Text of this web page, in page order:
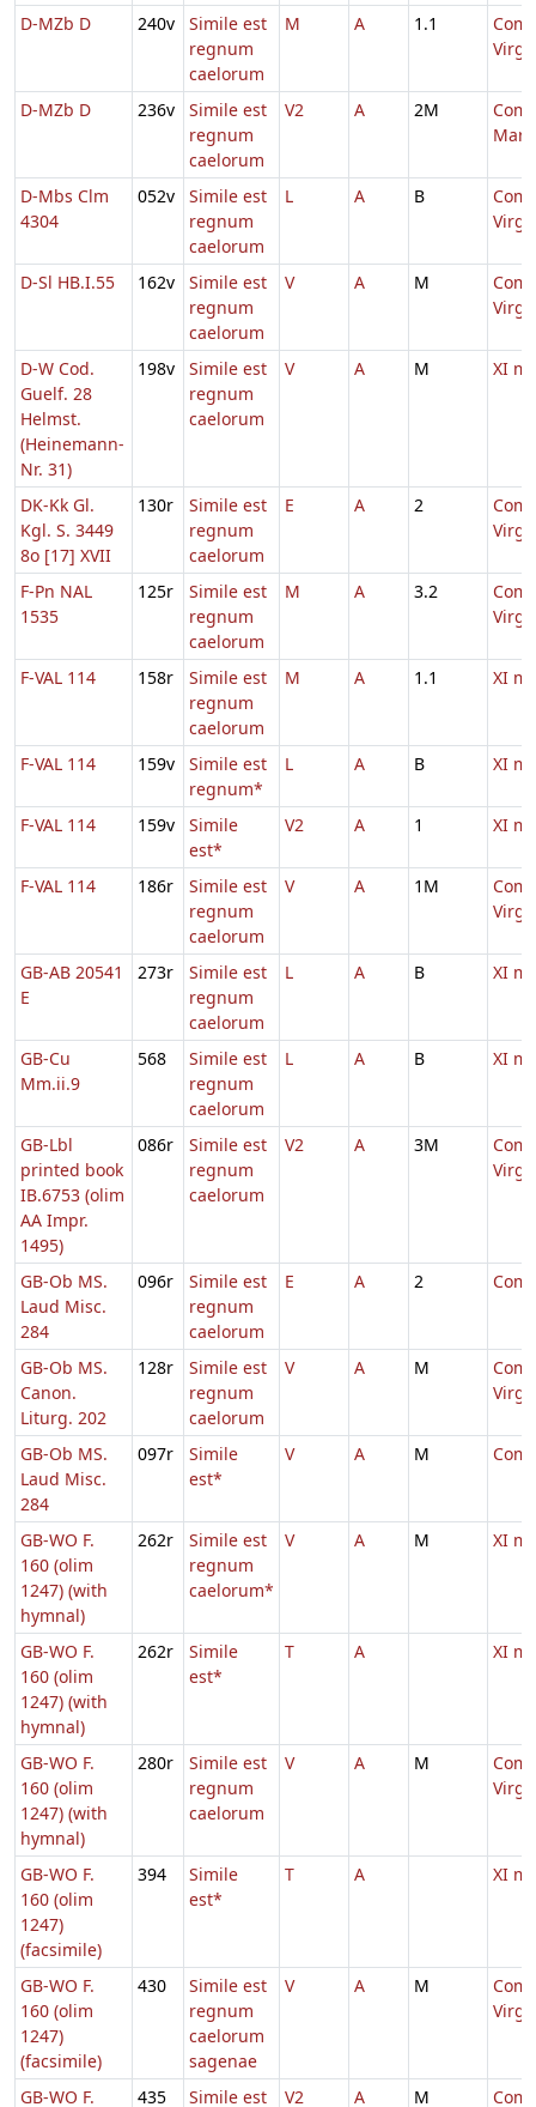
D-MZb D 240v
Simile est
regnum
caelorum
M A 1.1
D-MZb D 236v
Simile est
regnum
caelorum
V2 A 2M
D-Mbs Clm
4304
052v
Simile est
regnum
caelorum
L A B
D-Sl HB.I.55 162v
Simile est
regnum
caelorum
V A M
D-W Cod.
Guelf. 28
Helmst.
(Heinemann-
Nr. 31)
198v
Simile est
regnum
caelorum
V A M XI
DK-Kk Gl.
Kgl. S. 3449
8o [17] XVII
130r
Simile est
regnum
caelorum
E A 2
F-Pn NAL
1535
125r
Simile est
regnum
caelorum
M A 3.2
F-VAL 114 158r
Simile est
regnum
caelorum
M A 1.1 XI
F-VAL 114 159v
Simile est
regnum*
L A B XI
F-VAL 114 159v
Simile
est*
V2 A 1 XI
F-VAL 114 186r
Simile est
regnum
caelorum
V A 1M
GB-AB 20541
E
273r
Simile est
regnum
caelorum
L A B XI
GB-Cu
Mm.ii.9
568
Simile est
regnum
caelorum
L A B XI
GB-Lbl
printed book
IB.6753 (olim
AA Impr.
1495)
086r
Simile est
regnum
caelorum
V2 A 3M
GB-Ob MS.
Laud Misc.
284
096r
Simile est
regnum
caelorum
E A 2
GB-Ob MS.
Canon.
Liturg. 202
128r
Simile est
regnum
caelorum
V A M
GB-Ob MS.
Laud Misc.
284
097r
Simile
est*
V A M
GB-WO F.
160 (olim
1247) (with
hymnal)
262r
Simile est
regnum
caelorum*
V A M XI
GB-WO F.
160 (olim
1247) (with
hymnal)
262r
Simile
est*
T A XI
GB-WO F.
160 (olim
1247) (with
hymnal)
280r
Simile est
regnum
caelorum
V A M
GB-WO F.
160 (olim
1247)
(facsimile)
394
Simile
est*
T A XI
GB-WO F.
160 (olim
1247)
(facsimile)
430
Simile est
regnum
caelorum
sagenae
V A M
GB-WO F. 435 Simile est V2 A M